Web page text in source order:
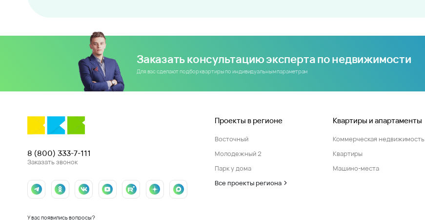
Заказать консультацию эксперта по недвижимости
Для вас сделают подбор квартиры по индивидуальным параметрам
8 (800) 333-7-111
Заказать звонок
У вас появились вопросы?
Проекты в регионе
Восточный
Молодежный 2
Парк у дома
Все проекты региона
Квартиры и апартаменты
Коммерческая недвижимость
Квартиры
Машино-места